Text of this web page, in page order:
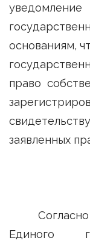
основаниям,
право
заявленных
Единого